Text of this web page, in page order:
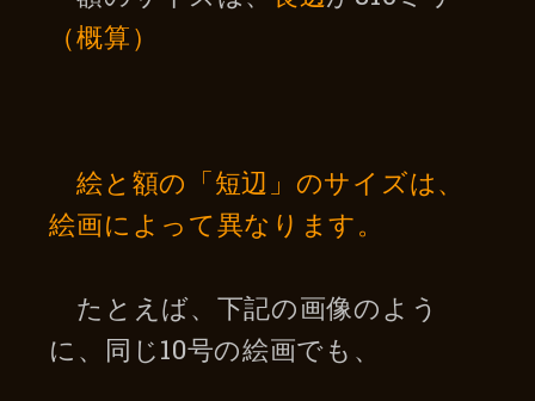
（概算）
絵と額の「短辺」のサイズは、
絵画によって異なります。
たとえば、下記の画像のよう
に、同じ10号の絵画でも、